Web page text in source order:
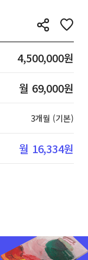
4,500,000원
월 69,000원
3개월 (기본)
월 16,334원